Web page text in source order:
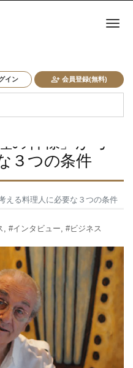
イン 会員登録(無料)
ナ
の神様」が考
３つの条件
える料理人に必要な３つの条件
, #インタビュー, #ビジネス